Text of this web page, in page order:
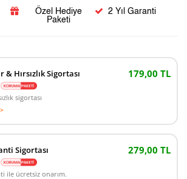
Özel Hediye
Paketi
2 Yıl Garanti
& Hırsızlık Sigortası 179,00 TL
sigortası
Sigortası 279,00 TL
ile ücretsiz onarım.